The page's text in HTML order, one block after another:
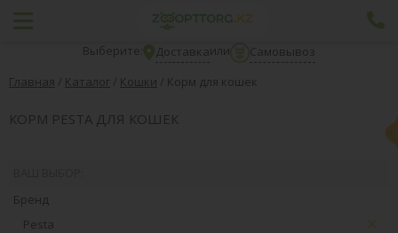
Выберите: Доставкаили
Самовывоз
Главная / Каталог / Кошки / Корм для кошек
КОРМ PESTA ДЛЯ КОШЕК
Бренд
Pesta